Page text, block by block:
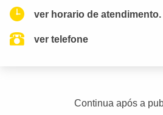
ver horario de atendimento.
ver telefone
Continua após a